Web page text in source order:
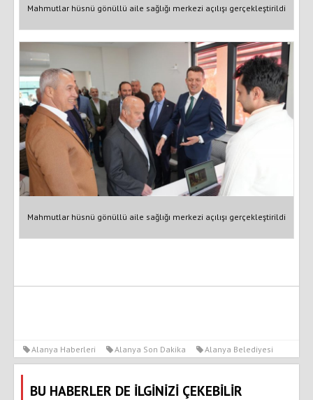
Mahmutlar hüsnü gönüllü aile sağlığı merkezi açılışı gerçekleştirildi
Mahmutlar hüsnü gönüllü aile sağlığı merkezi açılışı gerçekleştirildi
Alanya Haberleri Alanya Son Dakika Alanya Belediyesi
BU HABERLER DE İLGİNİZİ ÇEKEBİLİR